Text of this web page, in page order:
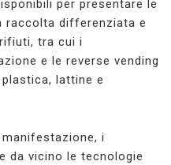
per presentare le
raccolta differenziata e
tra cui i
e le reverse vending
lattine e
i
da vicino le tecnologie